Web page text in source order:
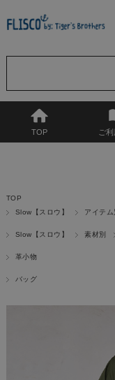
TOP ご
TOP
Slow【スロウ】
アイテム
Slow【スロウ】 素材別
革小物
バッグ